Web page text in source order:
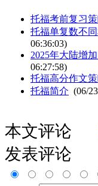
托福考前复习
托福单复数不
06:36:03)
2025年大陆增
06:27:58)
托福高分作文
托福简介 (06/
本文评论
发表评论